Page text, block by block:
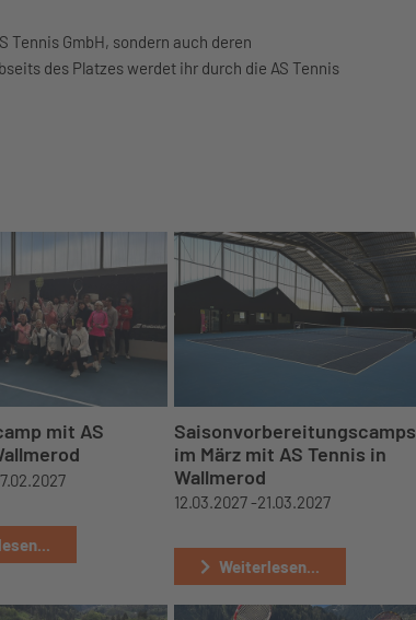
Tennis GmbH, sondern auch deren
des Platzes werdet ihr durch die AS Tennis
mit AS
Saisonvorbereitungscamps
im März mit AS Tennis in
Wallmerod
12.03.2027 -21.03.2027
Weiterlesen...